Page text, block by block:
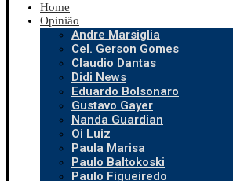
Home
Opinião
Andre Marsiglia
Cel. Gerson Gomes
Claudio Dantas
Didi News
Eduardo Bolsonaro
Gustavo Gayer
Nanda Guardian
Oi Luiz
Paula Marisa
Paulo Baltokoski
Paulo Figueiredo